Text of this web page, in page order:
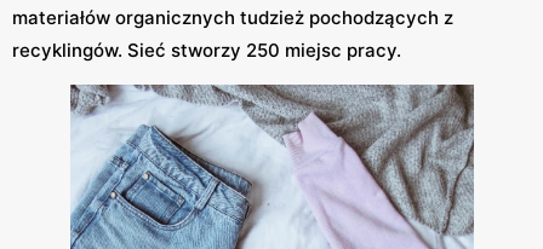
materiałów organicznych tudzież pochodzących z
recyklingów. Sieć stworzy 250 miejsc pracy.